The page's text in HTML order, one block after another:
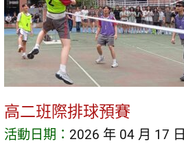
高二班際排球預賽
活動日期： 2026 年 04 月 17 日